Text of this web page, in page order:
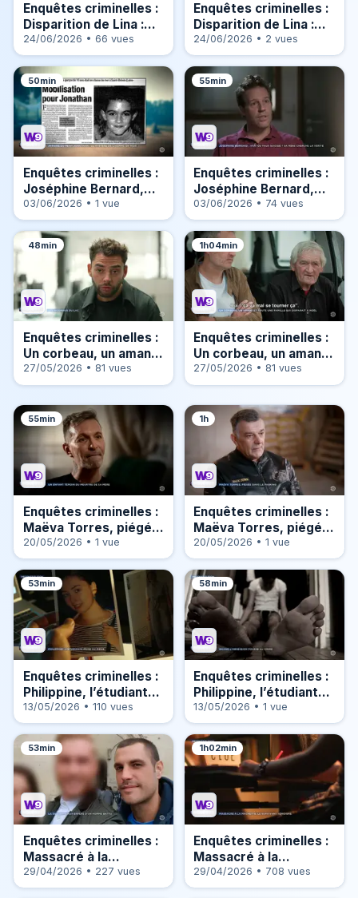
Enquêtes criminelles :
Disparition de Lina :
piégée en pleine forêt
(2/2)
24/06/2026 • 66 vues
Enquêtes criminelles :
Disparition de Lina :
piégée en pleine forêt
(1/2)
24/06/2026 • 2 vues
50min
Enquêtes criminelles :
Joséphine Bernard,
vrai ou faux suicide ?
(2/2)
03/06/2026 • 1 vue
55min
Enquêtes criminelles :
Joséphine Bernard,
vrai ou faux suicide ?
(1/2)
03/06/2026 • 74 vues
48min
Enquêtes criminelles :
Un corbeau, un amant,
et toute une famille
qui disparaît à Noël !
(2/2)
27/05/2026 • 81 vues
1h04min
Enquêtes criminelles :
Un corbeau, un amant,
et toute une famille
qui disparaît à Noël !
(1/2)
27/05/2026 • 81 vues
55min
Enquêtes criminelles :
Maëva Torres, piégée
dans le parking (2/2)
20/05/2026 • 1 vue
1h
Enquêtes criminelles :
Maëva Torres, piégée
dans le parking (1/2)
20/05/2026 • 1 vue
53min
Enquêtes criminelles :
Philippine, l’étudiante
prise au piège (1/2)
13/05/2026 • 110 vues
58min
Enquêtes criminelles :
Philippine, l’étudiante
prise au piège (2/2)
13/05/2026 • 1 vue
53min
Enquêtes criminelles :
Massacré à la
machette, le survivant
témoigne (2/2)
29/04/2026 • 227 vues
1h02min
Enquêtes criminelles :
Massacré à la
machette, le survivant
témoigne (1/2)
29/04/2026 • 708 vues